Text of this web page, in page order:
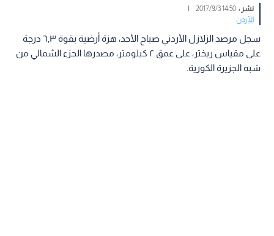
نشر :14:50 2017/9/3
|
الأردن
سجل مرصد الزلازل الأردني صباح الأحد، هزة أرضية بقوة ٦,٣ درجة
على مقياس ريختر، على عمق ٢ كيلومتر، مصدرها الجزء الشمالي من
شبه الجزيرة الكورية.